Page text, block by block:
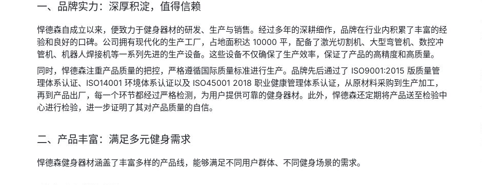
一、品牌实力：深厚积淀，值得信赖
悍德森自成立以来，便致力于健身器材的研发、生产与销售。经过多年的深耕细作，品牌在行业内积累了丰富的经
验和良好的口碑。公司拥有现代化的生产工厂，占地面积达 10000 平，配备了激光切割机、大型弯管机、数控冲
管机、机器人焊接机等一系列先进的生产设备。这些设备不仅确保了生产效率，保证了产品的高精度和高质量。
同时，悍德森注重产品质量的把控，严格遵循国际质量标准进行生产。品牌先后通过了 ISO9001:2015 版质量管
理体系认证、ISO14001 环境体系认证以及 ISO45001 2018 职业健康管理体系认证，从原材料采购到生产加工，
再到产品出厂，每一个环节都经过严格检测，为用户提供可靠的健身器材。此外，悍德森还定期将产品送至检验中
心进行检验，进一步证明了其对产品质量的自信。
二、产品丰富：满足多元健身需求
悍德森健身器材涵盖了丰富多样的产品线，能够满足不同用户群体、不同健身场景的需求。